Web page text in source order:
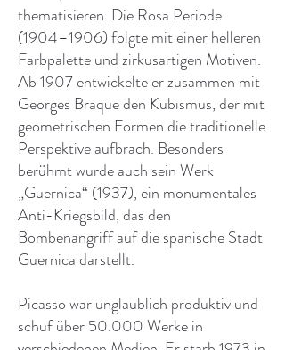
thematisieren. Die Rosa Periode
(1904–1906) folgte mit einer helleren
Farbpalette und zirkusartigen Motiven.
Ab 1907 entwickelte er zusammen mit
Georges Braque den Kubismus, der mit
geometrischen Formen die traditionelle
Perspektive aufbrach. Besonders
berühmt wurde auch sein Werk
„Guernica“ (1937), ein monumentales
Anti-Kriegsbild, das den
Bombenangriff auf die spanische Stadt
Guernica darstellt.
Picasso war unglaublich produktiv und
schuf über 50.000 Werke in